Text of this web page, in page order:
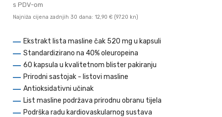
s PDV-om
Najniža cijena zadnjih 30 dana: 12,90 € (97.20 kn)
Ekstrakt lista masline čak 520 mg u kapsuli
Standardizirano na 40% oleuropeina
60 kapsula u kvalitetnom blister pakiranju
Prirodni sastojak - listovi masline
Antioksidativni učinak
List masline podržava prirodnu obranu tijela
Podrška radu kardiovaskularnog sustava